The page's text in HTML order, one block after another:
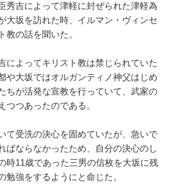
秀吉によって津軽に封ぜられた津軽為
大坂を訪れた時、イルマン・ヴィンセ
教の話を聞いた。
によってキリスト教は禁じられていた
や大坂ではオルガンティノ神父はじめ
ちが活発な宣教を行っていて、武家の
つつあったのである。
て受洗の決心を固めていたが、急いで
ばならなかったため、自分の決心のし
時11歳であった三男の信枚を大坂に残
勉強をするようにと命じた。